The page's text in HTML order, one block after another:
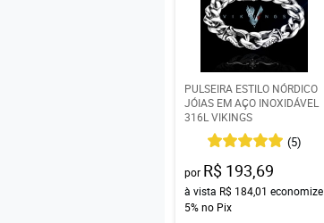
PULSEIRA ESTILO NÓRDICO
JÓIAS EM AÇO INOXIDÁVEL
316L VIKINGS
(5)
por R$ 193,69
à vista R$ 184,01 economize
5% no Pix